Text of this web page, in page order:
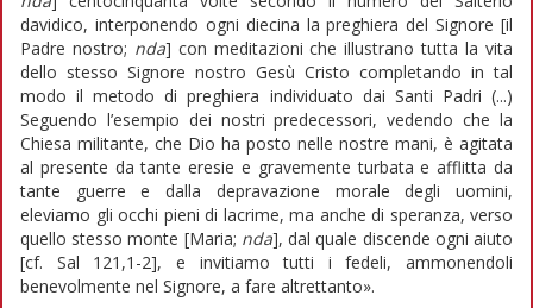
davidico, interponendo ogni diecina la preghiera del Signore [il
Padre nostro; nda] con meditazioni che illustrano tutta la vita
dello stesso Signore nostro Gesù Cristo completando in tal
modo il metodo di preghiera individuato dai Santi Padri (...)
Seguendo l’esempio dei nostri predecessori, vedendo che la
Chiesa militante, che Dio ha posto nelle nostre mani, è agitata
al presente da tante eresie e gravemente turbata e afflitta da
tante guerre e dalla depravazione morale degli uomini,
eleviamo gli occhi pieni di lacrime, ma anche di speranza, verso
quello stesso monte [Maria; nda], dal quale discende ogni aiuto
[cf. Sal 121,1-2], e invitiamo tutti i fedeli, ammonendoli
benevolmente nel Signore, a fare altrettanto».